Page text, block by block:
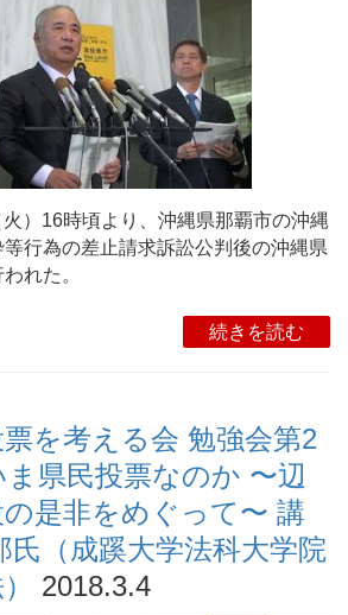
）16時頃より、沖縄県那覇市の沖縄
行為の差止請求訴訟公判後の沖縄県
れた。
続きを読む
を考える会 勉強会第2
県民投票なのか 〜辺
是非をめぐって〜 講
氏（成蹊大学法科大学院
2018.3.4